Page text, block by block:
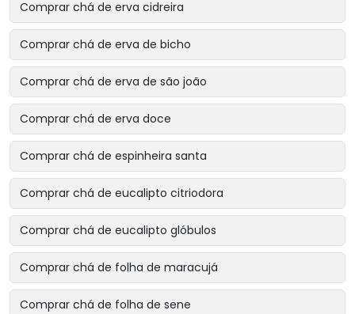
Comprar chá de erva cidreira
Comprar chá de erva de bicho
Comprar chá de erva de são joão
Comprar chá de erva doce
Comprar chá de espinheira santa
Comprar chá de eucalipto citriodora
Comprar chá de eucalipto glóbulos
Comprar chá de folha de maracujá
Comprar chá de folha de sene